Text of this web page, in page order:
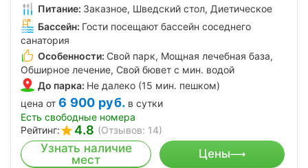
Питание: Заказное, Шведский стол, Диетическое
Бассейн: Гости посещают бассейн соседнего
санатория
Особенности: Свой парк, Мощная лечебная база,
Обширное лечение, Свой бювет с мин. водой
До парка: Не далеко (15 мин. пешком)
цена от 6 900 руб. в сутки
Есть свободные номера
Рейтинг:
4.8 (Отзывов: 14)
Узнать наличие
мест
Цены